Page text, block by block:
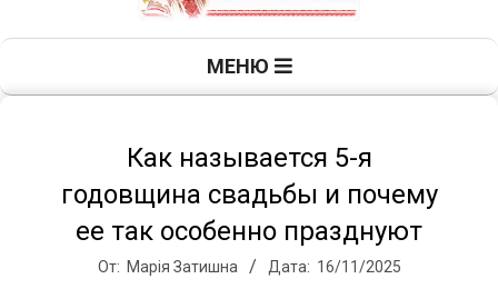
П
а
МЕНЮ
Как называется 5-я
годовщина свадьбы и почему
ее так особенно празднуют
От: Марія Затишна Дата: 16/11/2025